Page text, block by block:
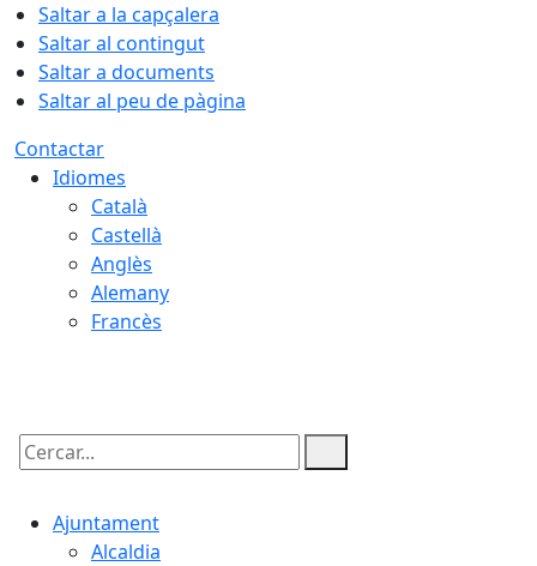
Saltar a la capçalera
Saltar al contingut
Saltar a documents
Saltar al peu de pàgina
Contactar
Idiomes
Català
Castellà
Anglès
Alemany
Francès
Cercar:
Ajuntament
Alcaldia